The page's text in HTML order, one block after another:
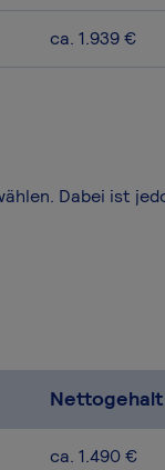
ca. 1.939 €
Dabei ist
ca. 1.490 €